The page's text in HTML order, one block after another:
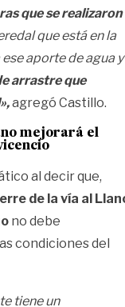
que se realizaron
que está en la
aporte de agua y
arrastre que
agregó Castillo.
mejorará el
al decir que,
de la vía al
no debe
condiciones del
tiene un